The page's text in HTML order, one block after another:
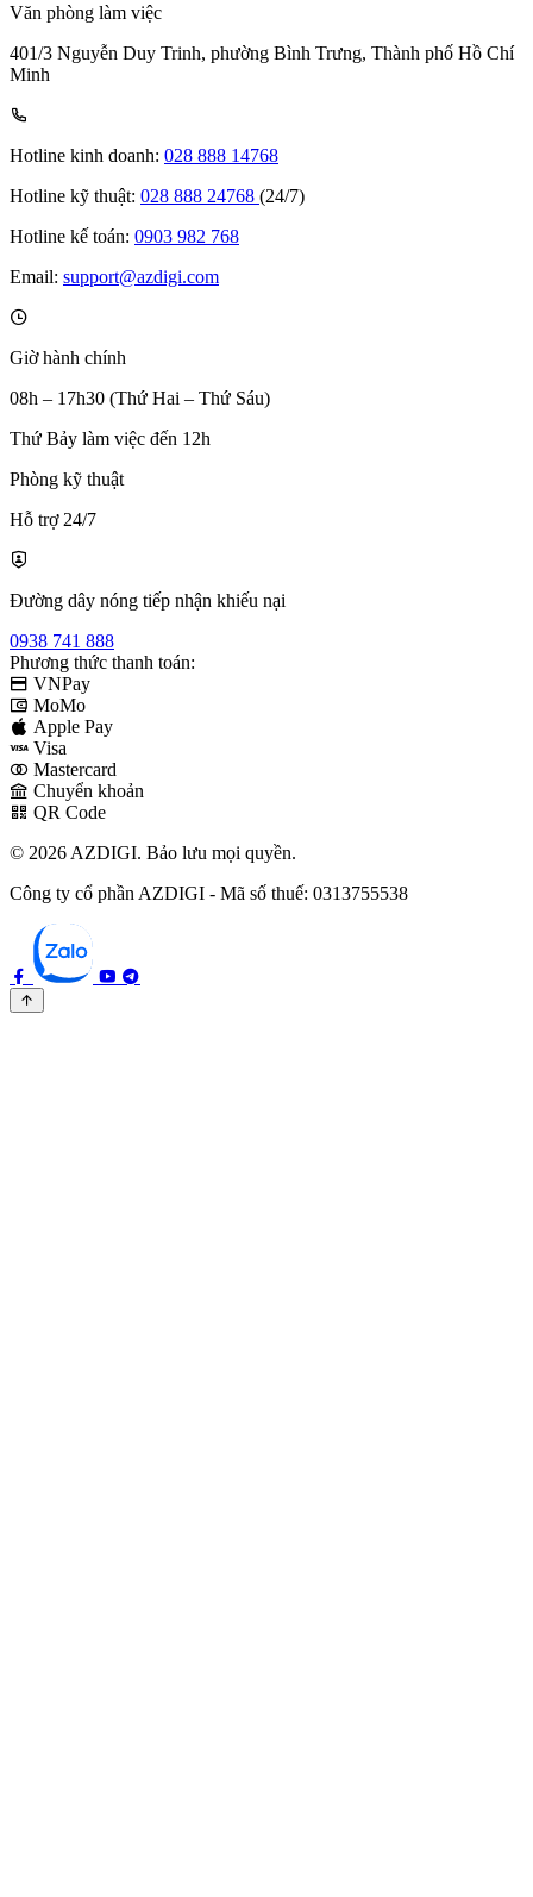
Văn phòng làm việc
401/3 Nguyễn Duy Trinh, phường Bình Trưng, Thành phố Hồ Chí
Minh
Hotline kinh doanh: 028 888 14768
Hotline kỹ thuật: 028 888 24768 (24/7)
Hotline kế toán: 0903 982 768
Email: support@azdigi.com
Giờ hành chính
08h – 17h30 (Thứ Hai – Thứ Sáu)
Thứ Bảy làm việc đến 12h
Phòng kỹ thuật
Hỗ trợ 24/7
Đường dây nóng tiếp nhận khiếu nại
0938 741 888
Phương thức thanh toán:
VNPay
MoMo
Apple Pay
Visa
Mastercard
Chuyển khoản
QR Code
© 2026 AZDIGI. Bảo lưu mọi quyền.
Công ty cổ phần AZDIGI - Mã số thuế: 0313755538